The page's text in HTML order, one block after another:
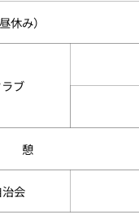
休み）
ブ
憩
治会